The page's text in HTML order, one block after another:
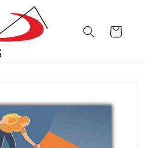
Carrinho